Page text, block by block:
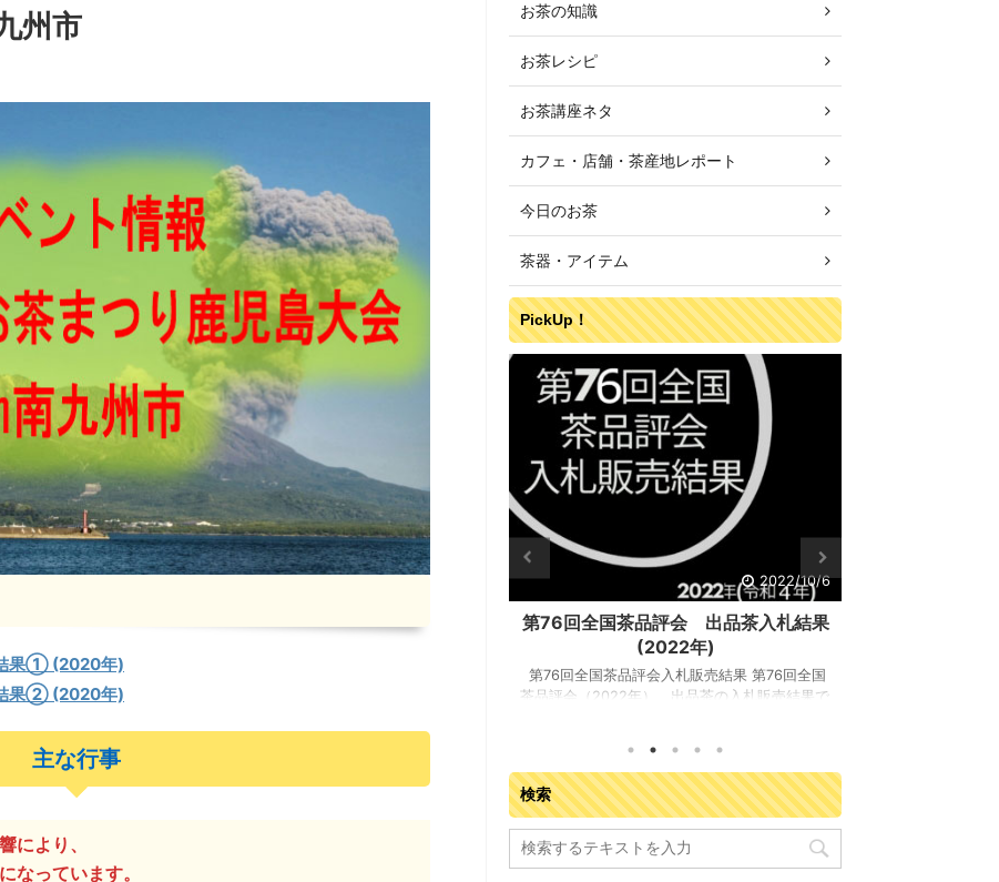
州市
果① (2020年)
果② (2020年)
主な行事
により、
なっています。
お茶の知識
お茶レシピ
お茶講座ネタ
カフェ・店舗・茶産地レポート
今日のお茶
茶器・アイテム
PickUp！
茶品種ハンドブック 農研機
ブック」が更新されていま
ブック 第６版 Version2
る「茶品種ハンドブック」
した。各地の研究者の皆さま
方はぜひご覧ください。現在
、機会があればぜひ品種ご
楽しんでいただけたらと思い
2022/10/6
第76回全国茶品評会 出品茶入札結果
第76回全国茶品評会入札販売結果 第76回全国
茶品評会（2022年） 出品茶の入札販売結果で
委員会開催日：令和4年9月13日（火曜日）開催
城陽市寺田塚本111-5）参加業者：落札業者163
業者 入札販売会結果総括 ※金額はすべて税抜
き 販売点数（点） 販売数量（kg） 落札金額
（円） 今回の平均落札単価（円/kg） 普通煎茶
10kg 71 666.5 8,908,717 13,366 普通煎茶4kg
2022/10/6
第76回全国茶品評会 審査結果
(2022年)
第76回全国茶品評会審査結果 第76回全国茶品
評会 審査結果が出ました！開催場所：：宇治
17 都府県の茶産地から７茶種８部門に出品され
た合計 865 点について審査されました。 最高
賞の農林水産大臣賞受賞者（個人） 普通煎茶
10kg 鹿児島県南九州市 知覧銘茶研究会 株式
会社 枦川製茶 普通煎茶4kg 静岡県 川根本
検索